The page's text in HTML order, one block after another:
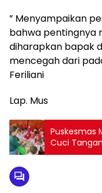
” Menyampaikan
bahwa pentingnya
diharapkan bapak
mencegah dari
Feriliani
Lap. Mus
Puskesmas
Cuci
Wonorejo